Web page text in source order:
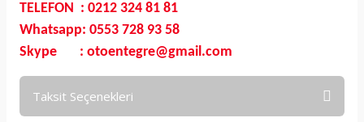
TELEFON : 0212 324 81 81
Whatsapp: 0553 728 93 58
Skype : otoentegre@gmail.com
Taksit Seçenekleri